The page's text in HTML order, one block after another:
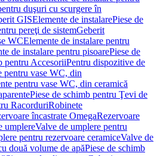
duşuri cu scurgere în
GISElemente de instalarePiese de
pereţi de sistemGeberit
WCElemente de instalare pentru
de instalare pentru pisoarePiese de
pentru AccesoriiPentru dispozitive de
pentru vase WC, din
pentru vase WC, din ceramică
Piese de schimb pentru Ţevi de
RacorduriRobinete
încastrate OmegaRezervoare
umplereValve de umplere pentru
pentru rezervoare ceramiceValve de
două volume de apăPiese de schimb